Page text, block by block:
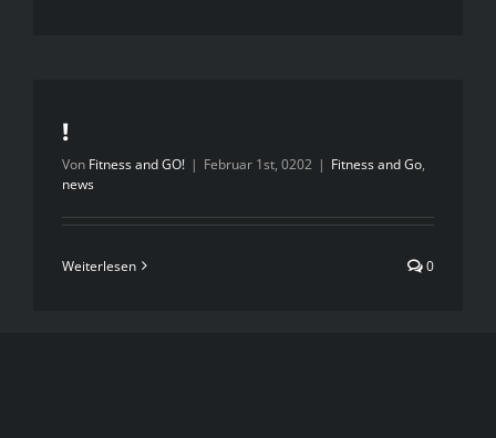
GO!
!
Von Fitness and GO! | Februar 1st, 0202 | Fitness and Go,
news
Weiterlesen 0